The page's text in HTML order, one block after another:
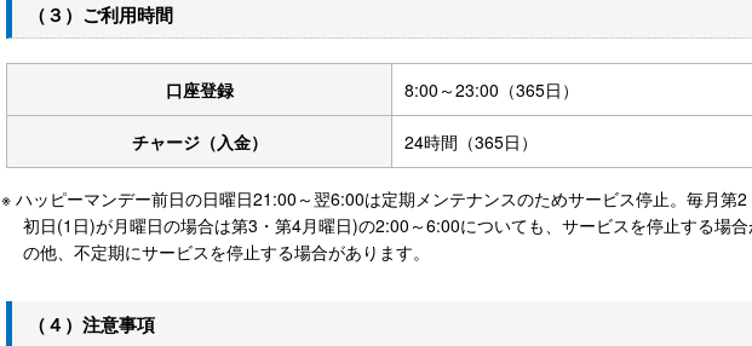
（３）ご利用時間
口座登録 8:00～23:00（365日）
チャージ（入金） 24時間（365日）
※ ハッピーマンデー前日の日曜日21:00～翌6:00は定期メンテナンスのためサービス停止。毎月第2
初日(1日)が月曜日の場合は第3・第4月曜日)の2:00～6:00についても、サービスを停止する場
の他、不定期にサービスを停止する場合があります。
（４）注意事項